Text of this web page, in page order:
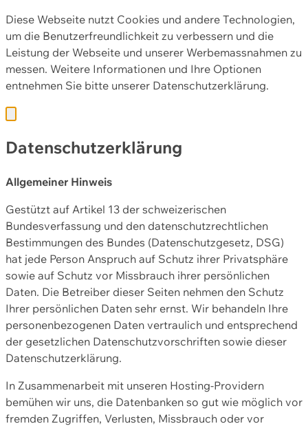
Diese Webseite nutzt Cookies und andere Technologien,
um die Benutzerfreundlichkeit zu verbessern und die
Leistung der Webseite und unserer Werbemassnahmen zu
messen. Weitere Informationen und Ihre Optionen
entnehmen Sie bitte unserer Datenschutzerklärung.
Datenschutzerklärung
Allgemeiner Hinweis
Gestützt auf Artikel 13 der schweizerischen
Bundesverfassung und den datenschutzrechtlichen
Bestimmungen des Bundes (Datenschutzgesetz, DSG)
hat jede Person Anspruch auf Schutz ihrer Privatsphäre
sowie auf Schutz vor Missbrauch ihrer persönlichen
Daten. Die Betreiber dieser Seiten nehmen den Schutz
Ihrer persönlichen Daten sehr ernst. Wir behandeln Ihre
personenbezogenen Daten vertraulich und entsprechend
der gesetzlichen Datenschutzvorschriften sowie dieser
Datenschutzerklärung.
In Zusammenarbeit mit unseren Hosting-Providern
bemühen wir uns, die Datenbanken so gut wie möglich vor
fremden Zugriffen, Verlusten, Missbrauch oder vor